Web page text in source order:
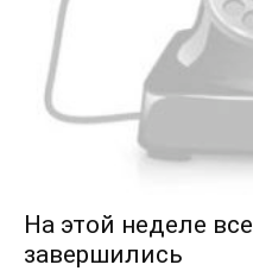
На этой неделе
завершились